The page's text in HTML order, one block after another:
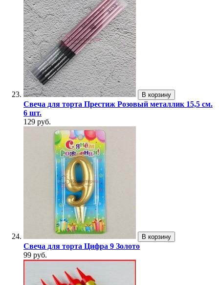
В корзину
Свеча для торта Престиж Розовый металлик 15,5 см.
6 шт.
129 руб.
В корзину
Свеча для торта Цифра 9 Золото
99 руб.